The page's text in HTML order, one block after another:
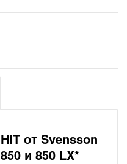
от Svensson
и 850 LX*